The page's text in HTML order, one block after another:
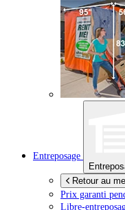
Entreposage
Retour au
Prix garanti
Libre-